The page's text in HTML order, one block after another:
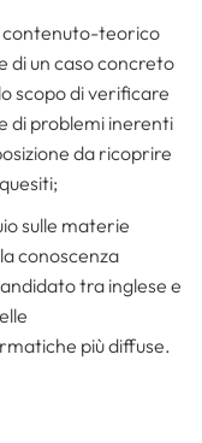
contenuto-teorico
di un caso concreto
scopo di verificare
di problemi inerenti
da ricoprire
sulle materie
conoscenza
tra inglese e
più diffuse.